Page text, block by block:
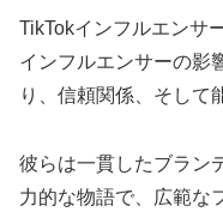
TikTokインフルエンサ
インフルエンサーの影
り、信頼関係、そして
彼らは一貫したブラン
力的な物語で、広範な